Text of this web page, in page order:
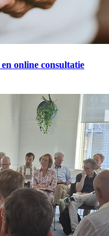
online consultatie